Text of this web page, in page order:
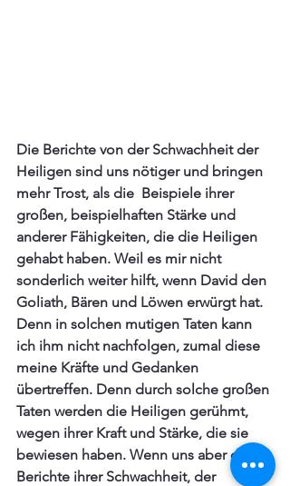
Die Berichte von der Schwachheit der
Heiligen sind uns nötiger und bringen
mehr Trost, als die  Beispiele ihrer
großen, beispielhaften Stärke und
anderer Fähigkeiten, die die Heiligen
gehabt haben. Weil es mir nicht
sonderlich weiter hilft, wenn David den
Goliath, Bären und Löwen erwürgt hat.
Denn in solchen mutigen Taten kann
ich ihm nicht nachfolgen, zumal diese
meine Kräfte und Gedanken
übertreffen. Denn durch solche großen
Taten werden die Heiligen gerühmt,
wegen ihrer Kraft und Stärke, die sie
bewiesen haben. Wenn uns aber die
Berichte ihrer Schwachheit, der